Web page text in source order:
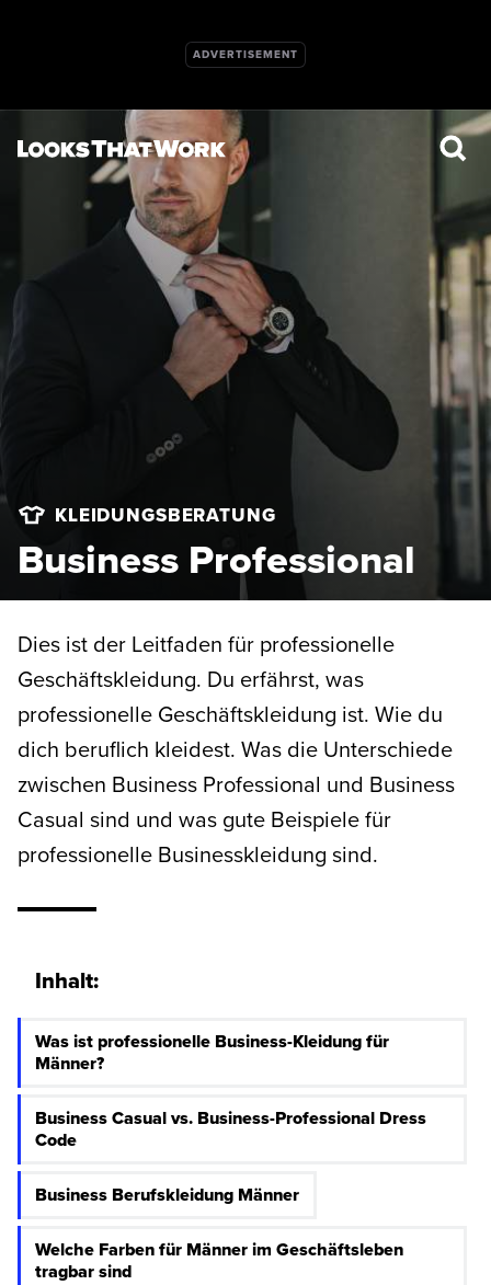
KLEIDUNGSBERATUNG
Business Professional
Dies ist der Leitfaden für professionelle
Geschäftskleidung. Du erfährst, was
professionelle Geschäftskleidung ist. Wie du
dich beruflich kleidest. Was die Unterschiede
zwischen Business Professional und Business
Casual sind und was gute Beispiele für
professionelle Businesskleidung sind.
Inhalt:
Was ist professionelle Business-Kleidung für
Männer?
Business Casual vs. Business-Professional Dress
Code
Business Berufskleidung Männer
Welche Farben für Männer im Geschäftsleben
tragbar sind